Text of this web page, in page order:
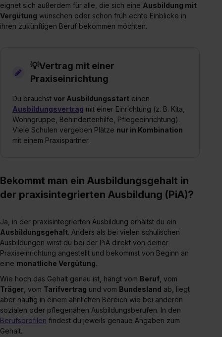
eignet sich außerdem für alle, die sich eine Ausbildung mit
Vergütung wünschen oder schon früh echte Einblicke in
ihren zukünftigen Beruf bekommen möchten.
💡Vertrag mit einer
Praxiseinrichtung
Du brauchst vor Ausbildungsstart einen
Ausbildungsvertrag mit einer Einrichtung (z. B. Kita,
Wohngruppe, Behindertenhilfe, Pflegeeinrichtung).
Viele Schulen vergeben Plätze nur in Kombination
mit einem Praxispartner.
Bekommt man ein Ausbildungsgehalt in
der praxisintegrierten Ausbildung (PiA)?
Ja, in der praxisintegrierten Ausbildung erhältst du ein
Ausbildungsgehalt. Anders als bei vielen schulischen
Ausbildungen wirst du bei der PiA direkt von deiner
Praxiseinrichtung angestellt und bekommst von Beginn an
eine monatliche Vergütung.
Wie hoch das Gehalt genau ist, hängt vom Beruf , vom
Träger , vom Tarifvertrag und vom Bundesland ab, liegt
aber häufig in einem ähnlichen Bereich wie bei anderen
sozialen oder pflegenahen Ausbildungsberufen. In den
Berufsprofilen findest du jeweils genaue Angaben zum
Gehalt.